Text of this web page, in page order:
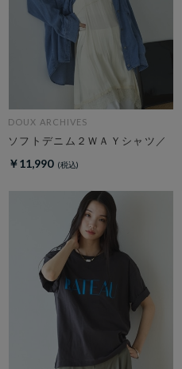
DOUX ARCHIVES
ソフトデニム２ＷＡＹシャツ／
￥11,990